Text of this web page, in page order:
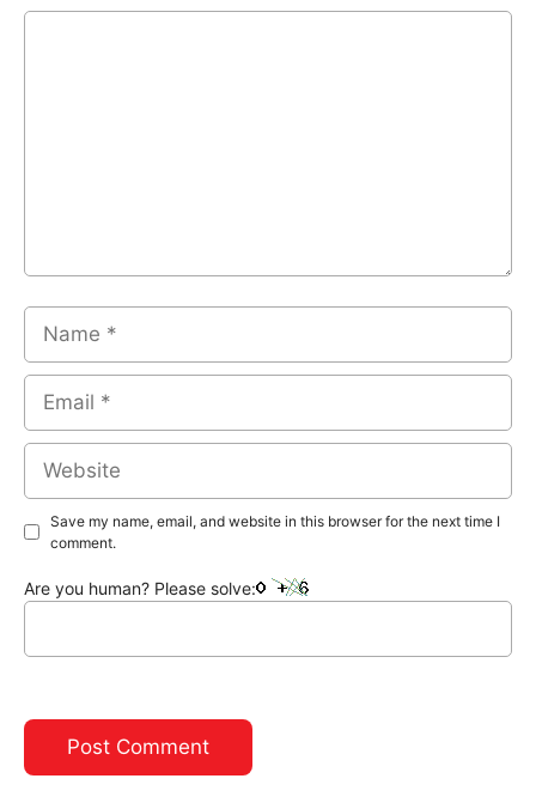
Comment
Name
Email
Website
Save my name, email, and website in this browser for the next time I
comment.
Are you human? Please solve: